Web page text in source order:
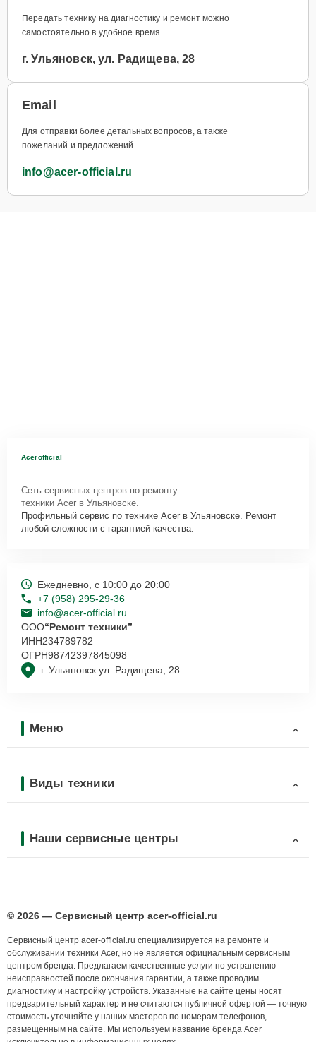
Передать технику на диагностику и ремонт можно
самостоятельно в удобное время
г. Ульяновск, ул. Радищева, 28
Email
Для отправки более детальных вопросов, а также
пожеланий и предложений
info@acer-official.ru
Acerofficial
Сеть сервисных центров по ремонту
техники Acer в Ульяновске.
Профильный сервис по технике Acer в Ульяновске. Ремонт
любой сложности с гарантией качества.
г. Ульяновск ул. Радищева, 28
Ежедневно, с 10:00 до 20:00
+7 (958) 295-29-36
info@acer-official.ru
ООО“Ремонт техники”
ИНН234789782
ОГРН98742397845098
Меню
Виды техники
Наши сервисные центры
© 2026 — Сервисный центр acer-official.ru
Сервисный центр acer-official.ru специализируется на ремонте и
обслуживании техники Acer, но не является официальным сервисным
центром бренда. Предлагаем качественные услуги по устранению
неисправностей после окончания гарантии, а также проводим
диагностику и настройку устройств. Указанные на сайте цены носят
предварительный характер и не считаются публичной офертой — точную
стоимость уточняйте у наших мастеров по номерам телефонов,
размещённым на сайте. Мы используем название бренда Acer